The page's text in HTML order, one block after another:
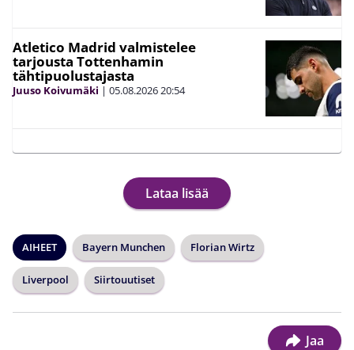
Atletico Madrid valmistelee
tarjousta Tottenhamin
tähtipuolustajasta
Juuso Koivumäki | 05.08.202620:54
Lataa lisää
AIHEET Bayern Munchen Florian Wirtz
Liverpool Siirtouutiset
Jaa